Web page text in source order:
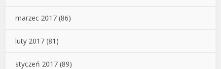
marzec 2017 (86)
luty 2017 (81)
styczeń 2017 (89)